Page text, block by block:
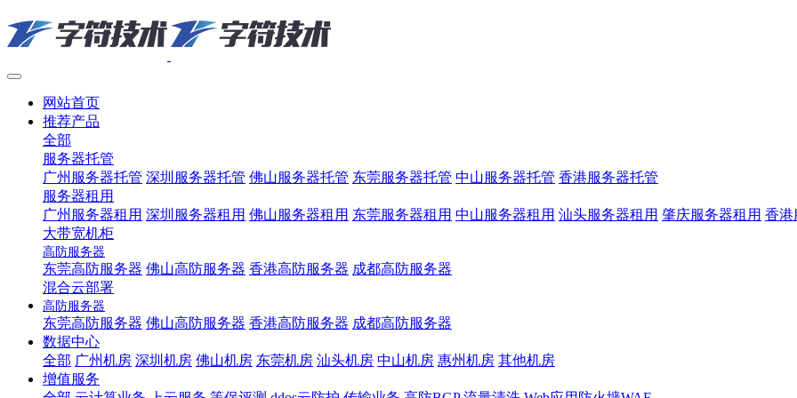
网站首页
推荐产品
全部
服务器托管
广州服务器托管 深圳服务器托管 佛山服务器托管 东莞服务器托管 中山服务器托管 香港服务器托管
服务器租用
广州服务器租用 深圳服务器租用 佛山服务器租用 东莞服务器租用 中山服务器租用 汕头服务器租用 肇庆服务器租用 香港
大带宽机柜
高防服务器
东莞高防服务器 佛山高防服务器 香港高防服务器 成都高防服务器
混合云部署
高防服务器
东莞高防服务器 佛山高防服务器 香港高防服务器 成都高防服务器
数据中心
全部 广州机房 深圳机房 佛山机房 东莞机房 汕头机房 中山机房 惠州机房 其他机房
增值服务